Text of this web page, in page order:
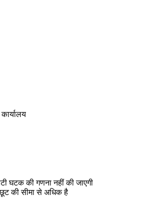
कार्यालय
घटक की गणना नहीं की जाएगी
छूट की सीमा से अधिक है